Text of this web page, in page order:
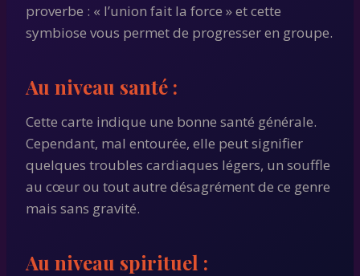
proverbe : « l’union fait la force » et cette
symbiose vous permet de progresser en groupe.
Au niveau santé :
Cette carte indique une bonne santé générale.
Cependant, mal entourée, elle peut signifier
quelques troubles cardiaques légers, un souffle
au cœur ou tout autre désagrément de ce genre
mais sans gravité.
Au niveau spirituel :